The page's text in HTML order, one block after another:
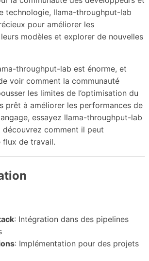
technologie, llama-throughput-lab
pour améliorer les
modèles et explorer de nouvelles
throughput-lab est énorme, et
voir comment la communauté
les limites de l’optimisation du
prêt à améliorer les performances de
essayez llama-throughput-lab
découvrez comment il peut
de travail.
: Intégration dans des pipelines
: Implémentation pour des projets